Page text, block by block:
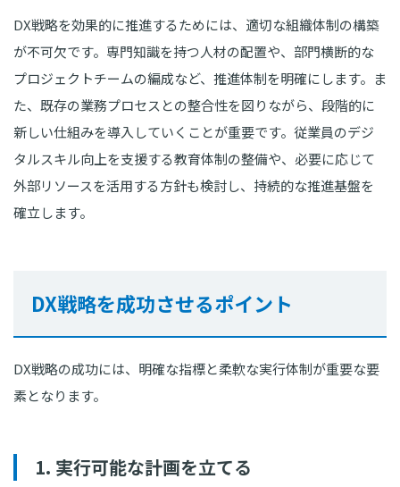
DX戦略を効果的に推進するためには、適切な組織体制の構築
が不可欠です。専門知識を持つ人材の配置や、部門横断的な
プロジェクトチームの編成など、推進体制を明確にします。ま
た、既存の業務プロセスとの整合性を図りながら、段階的に
新しい仕組みを導入していくことが重要です。従業員のデジ
タルスキル向上を支援する教育体制の整備や、必要に応じて
外部リソースを活用する方針も検討し、持続的な推進基盤を
確立します。
DX戦略を成功させるポイント
DX戦略の成功には、明確な指標と柔軟な実行体制が重要な要
素となります。
1. 実行可能な計画を立てる